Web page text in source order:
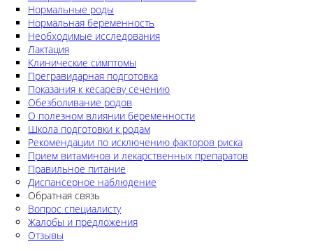
Нормальные роды
Нормальная беременность
Необходимые исследования
Лактация
Клинические симптомы
Прегравидарная подготовка
Показания к кесареву сечению
Обезболивание родов
О полезном влиянии беременности
Школа подготовки к родам
Рекомендации по исключению факторов риска
Прием витаминов и лекарственных препаратов
Правильное питание
Диспансерное наблюдение
Обратная связь
Вопрос специалисту
Жалобы и предложения
Отзывы